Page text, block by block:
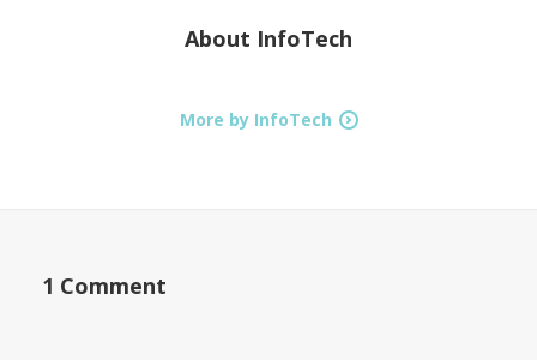
About InfoTech
More by InfoTech
1 Comment